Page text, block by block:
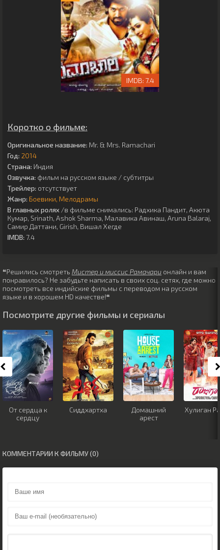
7.4
Коротко о фильме:
Оригинальное название: Mr. & Mrs. Ramachari
Год: 2014
Страна: Индия
Озвучка: фильм на русском языке / субтитры
Трейлер: отсутствует
Жанр: Боевики Мелодрамы
В главных ролях /в фильме снимались: Радхика Пандит, Акюта
Кумар, Srinath, Ashok Sharma, Малавика Авинаш, Aruna Balaraj,
Самир Даттани, Girish, Вишал Хегде
IMDB: 7.4
❝Решились смотреть Мистер и миссис Рамачари онлайн и вам
понравилось? Не забудьте написать в своих соц. сетях, где можно
посмотреть все индийские фильмы с переводом на русском
языке и в хорошем HD качестве!❝
Посмотрите другие фильмы и сериалы
От сердца к
сердцу
Сиддхартха
Домашний
арест
Хулиган
КОММЕНТАРИИ К ФИЛЬМУ (0)